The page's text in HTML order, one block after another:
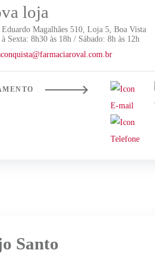
Magalhães 510, Loja 5, Boa Vista
à Sexta: 8h30 às 18h / Sábado: 8h às 12h
Santo